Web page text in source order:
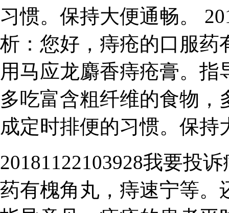
习惯。保持大便通畅。
析：您好，痔疮的口服药
用马应龙麝香痔疮膏。
多吃富含粗纤维的食物
成定时排便的习惯。保持
20181122103928我要投
药有槐角丸，痔速宁等。